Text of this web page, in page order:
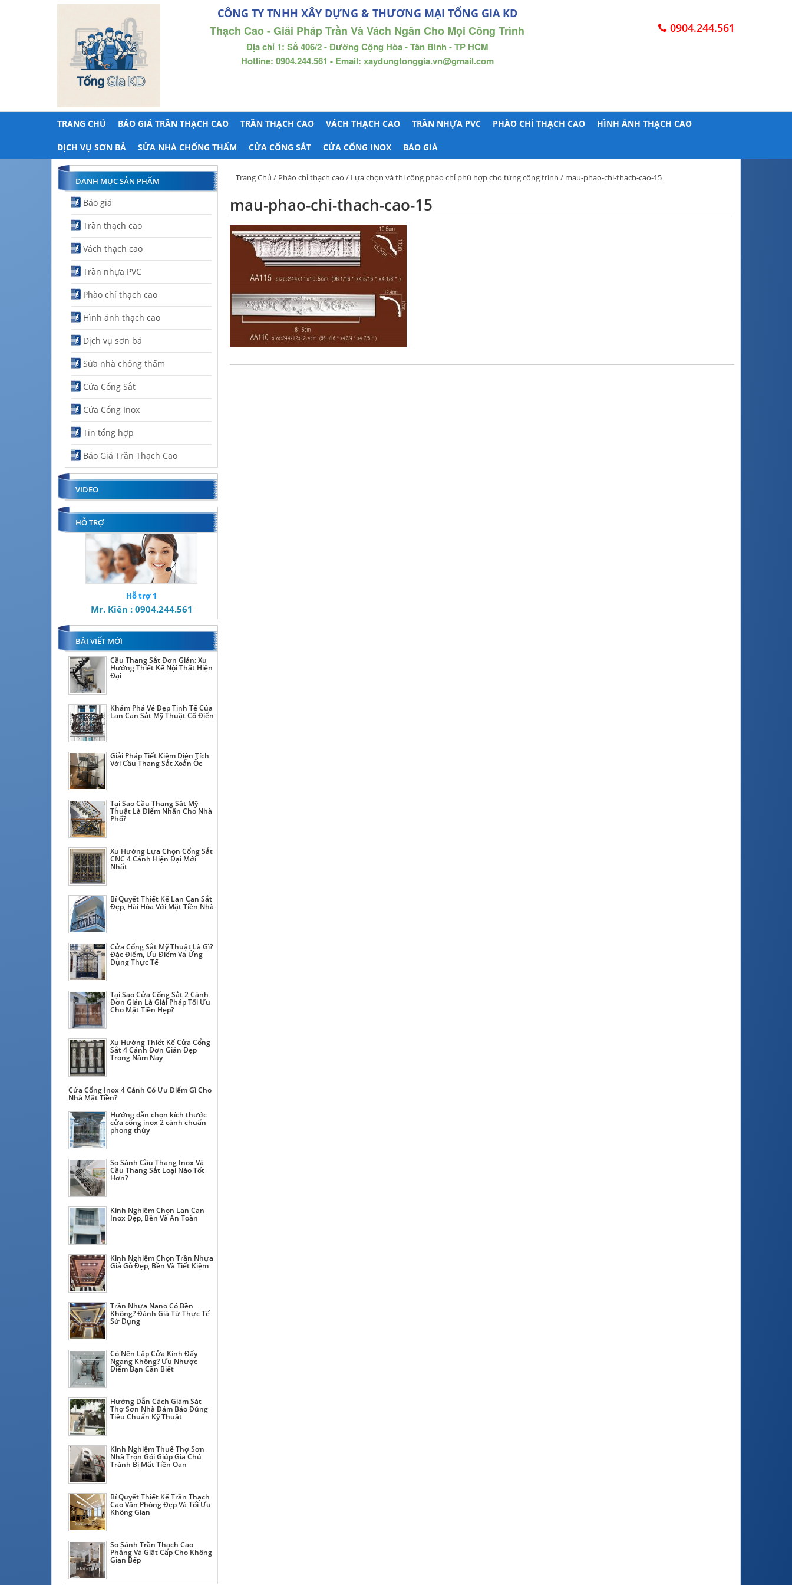
CÔNG TY TNHH XÂY DỰNG & THƯƠNG MẠI TỐNG GIA KD
Thạch Cao - Giải Pháp Trần Và Vách Ngăn Cho Mọi Công Trình
Địa chỉ 1: Số 406/2 - Đường Cộng Hòa - Tân Bình - TP HCM
Hotline: 0904.244.561 - Email: xaydungtonggia.vn@gmail.com
0904.244.561
TRANG CHỦ BÁO GIÁ TRẦN THẠCH CAO TRẦN THẠCH CAO VÁCH THẠCH CAO TRẦN NHỰA PVC PHÀO CHỈ THẠCH CAO HÌNH ẢNH THẠCH CAO
DỊCH VỤ SƠN BẢ SỬA NHÀ CHỐNG THẤM CỬA CỔNG SẮT CỬA CỔNG INOX BÁO GIÁ
Trang Chủ / Phào chỉ thạch cao / Lựa chọn và thi công phào chỉ phù hợp cho từng công trình / mau-phao-chi-thach-cao-15
mau-phao-chi-thach-cao-15
DANH MỤC SẢN PHẨM
Báo giá
Trần thạch cao
Vách thạch cao
Trần nhựa PVC
Phào chỉ thạch cao
Hình ảnh thạch cao
Dịch vụ sơn bả
Sửa nhà chống thấm
Cửa Cổng Sắt
Cửa Cổng Inox
Tin tổng hợp
Báo Giá Trần Thạch Cao
VIDEO
HỖ TRỢ
Hỗ trợ 1
Mr. Kiên : 0904.244.561
BÀI VIẾT MỚI
Cầu Thang Sắt Đơn Giản: Xu
Hướng Thiết Kế Nội Thất Hiện
Đại
Khám Phá Vẻ Đẹp Tinh Tế Của
Lan Can Sắt Mỹ Thuật Cổ Điển
Giải Pháp Tiết Kiệm Diện Tích
Với Cầu Thang Sắt Xoắn Ốc
Tại Sao Cầu Thang Sắt Mỹ
Thuật Là Điểm Nhấn Cho Nhà
Phố?
Xu Hướng Lựa Chọn Cổng Sắt
CNC 4 Cánh Hiện Đại Mới
Nhất
Bí Quyết Thiết Kế Lan Can Sắt
Đẹp, Hài Hòa Với Mặt Tiền Nhà
Cửa Cổng Sắt Mỹ Thuật Là Gì?
Đặc Điểm, Ưu Điểm Và Ứng
Dụng Thực Tế
Tại Sao Cửa Cổng Sắt 2 Cánh
Đơn Giản Là Giải Pháp Tối Ưu
Cho Mặt Tiền Hẹp?
Xu Hướng Thiết Kế Cửa Cổng
Sắt 4 Cánh Đơn Giản Đẹp
Trong Năm Nay
Cửa Cổng Inox 4 Cánh Có Ưu Điểm Gì Cho
Nhà Mặt Tiền?
Hướng dẫn chọn kích thước
cửa cổng inox 2 cánh chuẩn
phong thủy
So Sánh Cầu Thang Inox Và
Cầu Thang Sắt Loại Nào Tốt
Hơn?
Kinh Nghiệm Chọn Lan Can
Inox Đẹp, Bền Và An Toàn
Kinh Nghiệm Chọn Trần Nhựa
Giả Gỗ Đẹp, Bền Và Tiết Kiệm
Trần Nhựa Nano Có Bền
Không? Đánh Giá Từ Thực Tế
Sử Dụng
Có Nên Lắp Cửa Kính Đẩy
Ngang Không? Ưu Nhược
Điểm Bạn Cần Biết
Hướng Dẫn Cách Giám Sát
Thợ Sơn Nhà Đảm Bảo Đúng
Tiêu Chuẩn Kỹ Thuật
Kinh Nghiệm Thuê Thợ Sơn
Nhà Trọn Gói Giúp Gia Chủ
Tránh Bị Mất Tiền Oan
Bí Quyết Thiết Kế Trần Thạch
Cao Văn Phòng Đẹp Và Tối Ưu
Không Gian
So Sánh Trần Thạch Cao
Phẳng Và Giật Cấp Cho Không
Gian Bếp